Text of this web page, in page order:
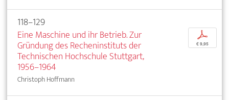
118–129
Eine Maschine und ihr Betrieb. Zur
Gründung des Recheninstituts der
Technischen Hochschule Stuttgart,
1956–1964
Christoph Hoffmann
p
€ 9,95